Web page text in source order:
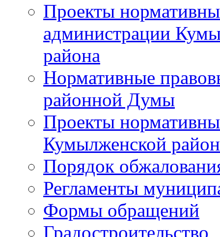
Проекты
администрации
района
Нормативные
районной Думы
Проекты
Кумылженской
Порядок
Регламенты
Формы обращений
Градостроительство